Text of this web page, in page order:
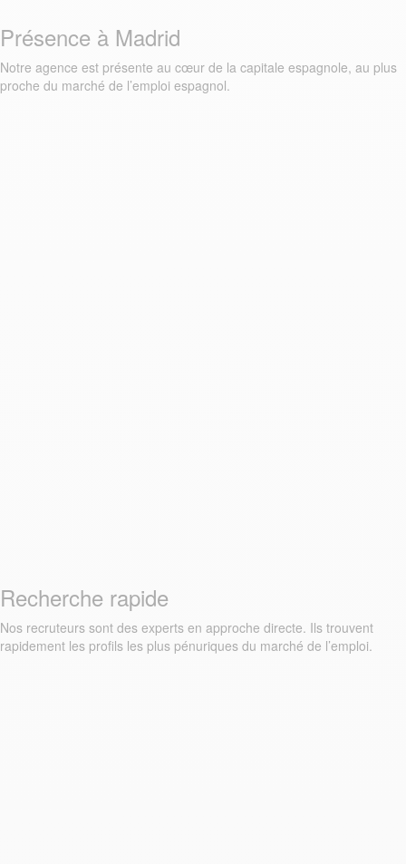
Présence à Madrid
Notre agence est présente au cœur de la capitale espagnole, au plus
proche du marché de l’emploi espagnol.
Recherche rapide
Nos recruteurs sont des experts en approche directe. Ils trouvent
rapidement les profils les plus pénuriques du marché de l’emploi.